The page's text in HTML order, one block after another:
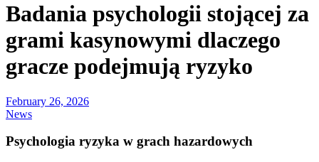
Badania psychologii stojącej za
grami kasynowymi dlaczego
gracze podejmują ryzyko
February 26, 2026
News
Psychologia ryzyka w grach hazardowych